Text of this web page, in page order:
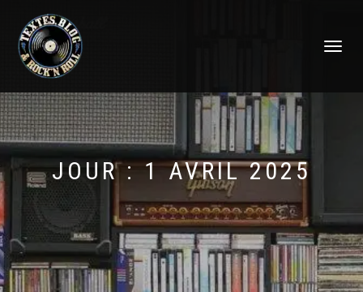
DÉPLIER
JOUR : 1 AVRIL 2025